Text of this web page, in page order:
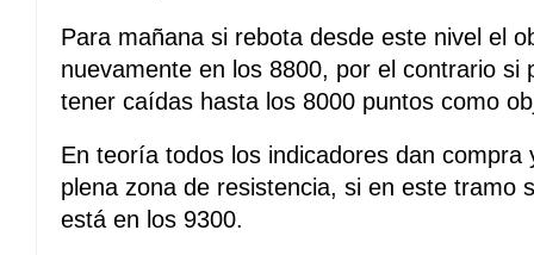
Para mañana si rebota desde este nivel el
nuevamente en los 8800, por el contrario si
tener caídas hasta los 8000 puntos como
En teoría todos los indicadores dan
plena zona de resistencia, si en este tramo
está en los 9300.